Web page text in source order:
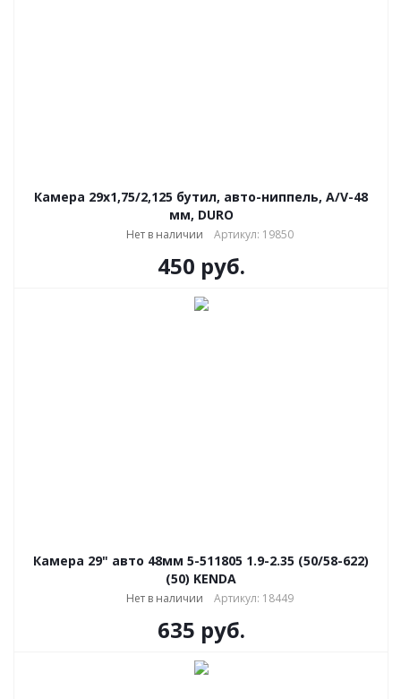
Камера 29x1,75/2,125 бутил, авто-ниппель, A/V-48
мм, DURO
Нет в наличии Артикул: 19850
450 руб.
Камера 29" авто 48мм 5-511805 1.9-2.35 (50/58-622)
(50) KENDA
Нет в наличии Артикул: 18449
635 руб.